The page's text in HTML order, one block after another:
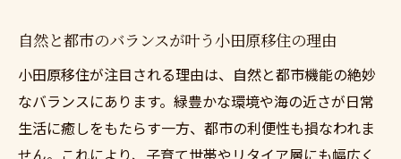
進める方法
みを知る
小田原移住を支えるワンストップサービス
の魅力
自然と都市のバランスが叶う小田原移住の理由
小田原移住が注目される理由は、自然と都市機能の絶妙
なバランスにあります。緑豊かな環境や海の近さが日常
生活に癒しをもたらす一方、都市の利便性も損なわれま
せん。これにより、子育て世帯やリタイア層にも幅広く